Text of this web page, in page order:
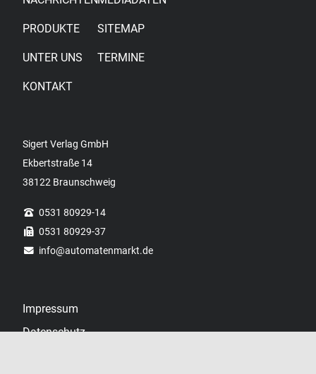
PRODUKTE
UNTER UNS
KONTAKT
SITEMAP
TERMINE
Sigert Verlag GmbH
Ekbertstraße 14
38122 Braunschweig
0531 80929-14
0531 80929-37
info@automatenmarkt.de
Impressum
Datenschutz